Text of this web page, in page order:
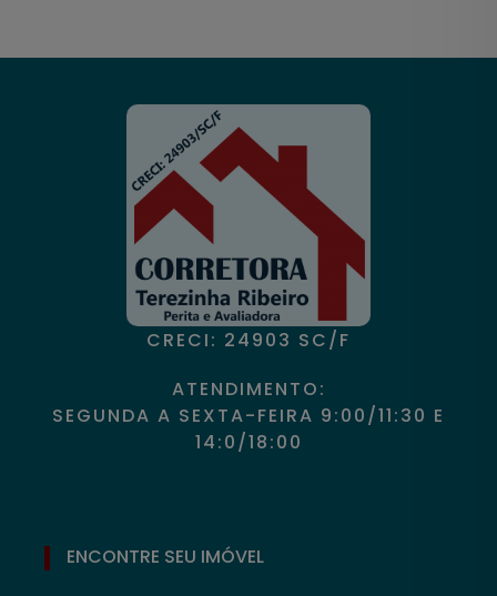
CRECI: 24903 SC/F
ATENDIMENTO:
SEGUNDA A SEXTA-FEIRA 9:00/11:30 E
14:0/18:00
ENCONTRE SEU IMÓVEL